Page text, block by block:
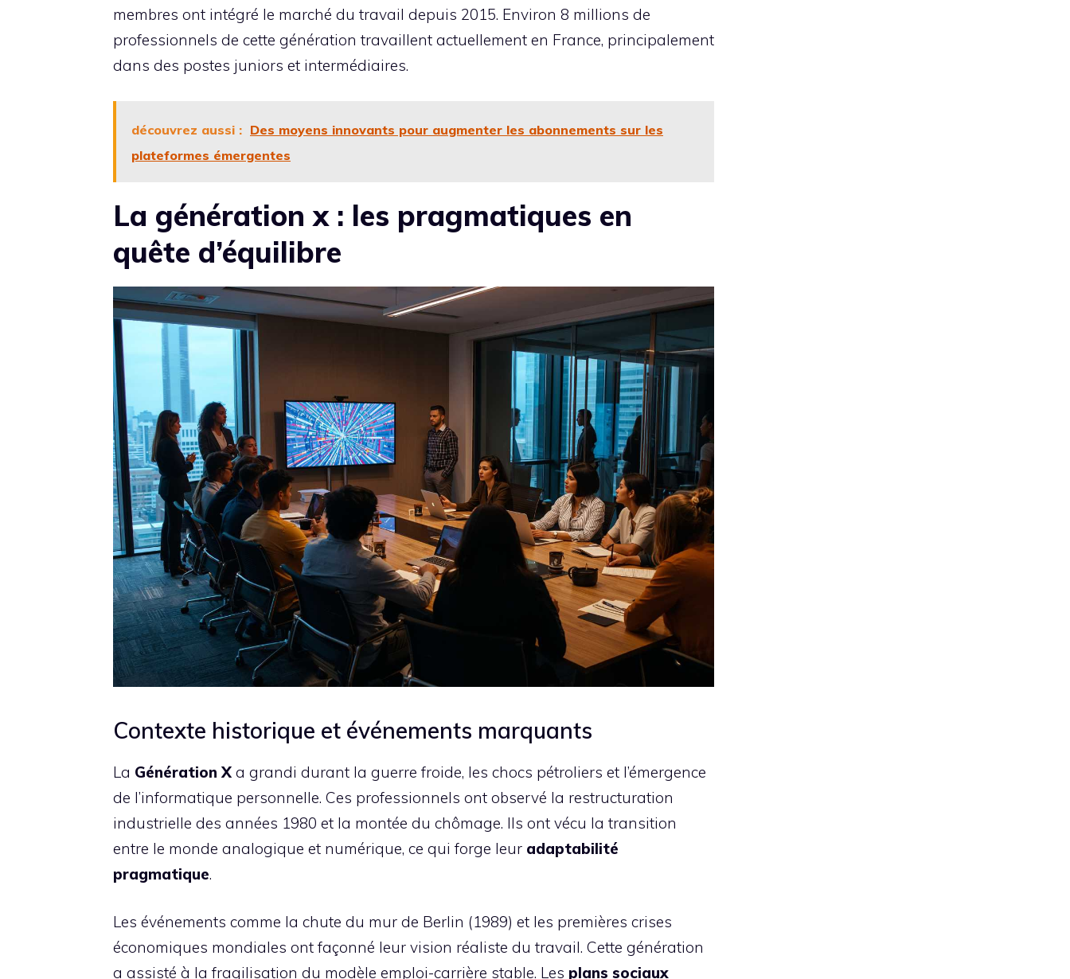
membres ont intégré le marché du travail depuis 2015. Environ 8 millions de
professionnels de cette génération travaillent actuellement en France, principalement
dans des postes juniors et intermédiaires.
découvrez aussi : Des moyens innovants pour augmenter les abonnements sur les
plateformes émergentes
La génération x : les pragmatiques en
quête d’équilibre
Contexte historique et événements marquants
La Génération X a grandi durant la guerre froide, les chocs pétroliers et l’émergence
de l’informatique personnelle. Ces professionnels ont observé la restructuration
industrielle des années 1980 et la montée du chômage. Ils ont vécu la transition
entre le monde analogique et numérique, ce qui forge leur adaptabilité
pragmatique.
Les événements comme la chute du mur de Berlin (1989) et les premières crises
économiques mondiales ont façonné leur vision réaliste du travail. Cette génération
a assisté à la fragilisation du modèle emploi-carrière stable. Les plans sociaux